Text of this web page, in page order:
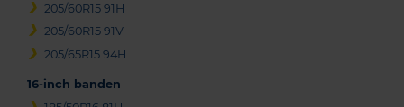
205/60R15 91H
205/60R15 91V
205/65R15 94H
16-inch banden